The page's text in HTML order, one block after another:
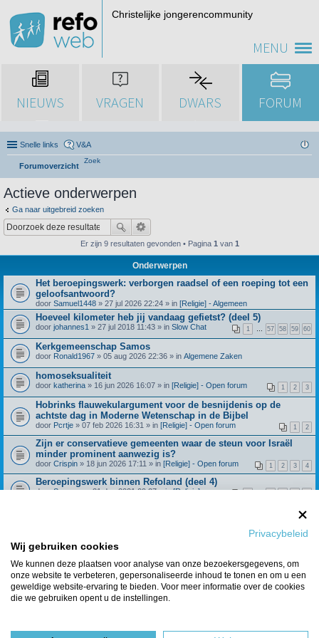
MENU
Christelijke jongerencommunity
NIEUWS VRAGEN DWARS FORUM
Snelle links V&A
Forumoverzicht
Zoek
Actieve onderwerpen
Ga naar uitgebreid zoeken
Er zijn 9 resultaten gevonden • Pagina 1 van 1
Onderwerpen
Het beroepingswerk: verborgen raadsel of een roeping tot een
geloofsantwoord?
door Samuel1448 » 27 jul 2026 22:24 » in [Religie] - Algemeen
Hoeveel kilometer heb jij vandaag gefietst? (deel 5)
1 57 58 59 60
door johannes1 » 27 jul 2018 11:43 » in Slow Chat
Kerkgemeenschap Samos
door Ronald1967 » 05 aug 2026 22:36 » in Algemene Zaken
homoseksualiteit
1 2 3
door katherina » 16 jun 2026 16:07 » in [Religie] - Open forum
Hobrinks flauwekulargument voor de besnijdenis op de
achtste dag in Moderne Wetenschap in de Bijbel
1 2
door Pcrtje » 07 feb 2026 16:31 » in [Religie] - Open forum
Zijn er conservatieve gemeenten waar de steun voor Israël
minder prominent aanwezig is?
1 2 3 4
door Crispin » 18 jun 2026 17:11 » in [Religie] - Open forum
Beroepingswerk binnen Refoland (deel 4)
doorSpreeuw» 31 dec 2021 09:27 » in[Religie] -
Klimmers/hikers gezocht!
Berichten van vorige weergeven
Ga naar
Privacybeleid
Wij gebruiken cookies
We kunnen deze plaatsen voor analyse van onze bezoekersgegevens, om
onze website te verbeteren, gepersonaliseerde inhoud te tonen en om u een
geweldige website-ervaring te bieden. Voor meer informatie over de cookies
die we gebruiken opent u de instellingen.